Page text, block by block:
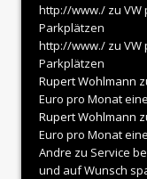
http://www./ zu VW
Parkplätzen
http://www./ zu VW
Parkplätzen
Rupert Wohlmann
Euro pro Monat
Rupert Wohlmann
Euro pro Monat
Andre zu Service
und auf Wunsch